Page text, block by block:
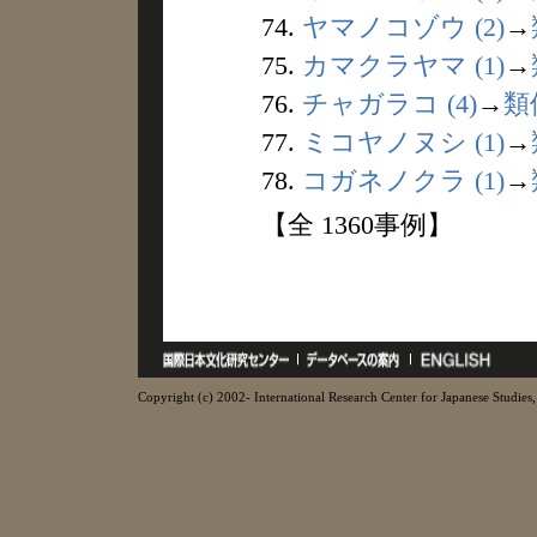
74. ヤマノコゾウ (2)→
75. カマクラヤマ (1)→
76. チャガラコ (4)→ 類
77. ミコヤノヌシ (1)→
78. コガネノクラ (1)→
【全 1360事例】
Copyright (c) 2002- International Research Center for Japanese